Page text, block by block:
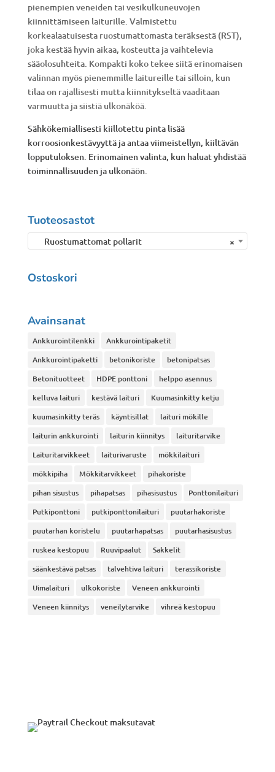
pienempien veneiden tai vesikulkuneuvojen
kiinnittämiseen laiturille. Valmistettu
korkealaatuisesta ruostumattomasta teräksestä (RST),
joka kestää hyvin aikaa, kosteutta ja vaihtelevia
sääolosuhteita. Kompakti koko tekee siitä erinomaisen
valinnan myös pienemmille laitureille tai silloin, kun
tilaa on rajallisesti mutta kiinnitykseltä vaaditaan
varmuutta ja siistiä ulkonäköä.
Sähkökemiallisesti kiillotettu pinta lisää
korroosionkestävyyttä ja antaa viimeistellyn, kiiltävän
lopputuloksen. Erinomainen valinta, kun haluat yhdistää
toiminnallisuuden ja ulkonäön.
Tuoteosastot
×
Ruostumattomat pollarit
Ostoskori
Avainsanat
Ankkurointilenkki
Ankkurointipaketit
Ankkurointipaketti
betonikoriste
betonipatsas
Betonituotteet
HDPE ponttoni
helppo asennus
kelluva laituri
kestävä laituri
Kuumasinkitty ketju
kuumasinkitty teräs
käyntisillat
laituri mökille
laiturin ankkurointi
laiturin kiinnitys
laituritarvike
Laituritarvikkeet
laiturivaruste
mökkilaituri
mökkipiha
Mökkitarvikkeet
pihakoriste
pihan sisustus
pihapatsas pihasisustus
Ponttonilaituri
Putkiponttoni
putkiponttonilaituri
puutarhakoriste
puutarhan koristelu
puutarhapatsas
puutarhasisustus
ruskea kestopuu
Ruuvipaalut
Sakkelit
säänkestävä patsas
talvehtiva laituri
terassikoriste
Uimalaituri
ulkokoriste
Veneen ankkurointi
Veneen kiinnitys
veneilytarvike vihreä kestopuu